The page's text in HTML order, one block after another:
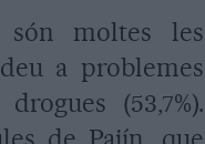
són moltes les
a problemes
(53,7%).